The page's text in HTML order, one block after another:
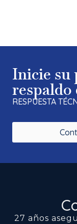
Inicie su
respaldo
RESPUESTA
27 años